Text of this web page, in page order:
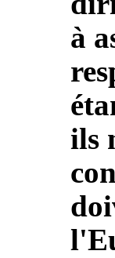
à
ils